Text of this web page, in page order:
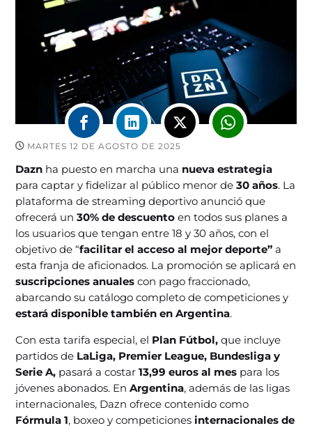
MARTES 12 DE AGOSTO DE 2025
Dazn ha puesto en marcha una nueva estrategia
para captar y fidelizar al público menor de 30 años. La
plataforma de streaming deportivo anunció que
ofrecerá un30% de descuento en todos sus planes a
los usuarios que tengan entre 18 y 30 años, con el
objetivo de “facilitar el acceso al mejor deporte” a
esta franja de aficionados. La promoción se aplicará en
suscripciones anuales con pago fraccionado,
abarcando su catálogo completo de competiciones y
estará disponible también en Argentina.
Con esta tarifa especial, el Plan Fútbol,que incluye
partidos de LaLiga, Premier League, Bundesliga y
Serie A, pasará a costar13,99 euros al mes para los
jóvenes abonados. EnArgentina, además de las ligas
internacionales, Dazn ofrece contenido como
Fórmula 1, boxeo y competicionesinternacionales de